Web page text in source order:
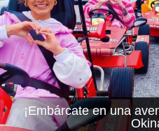
Empresa
Tokyo Shinagawa
Tokyo Akihabara#2
Tokyo Shibuya Annex
Tokyo Asakusa
¡Embárcate en una